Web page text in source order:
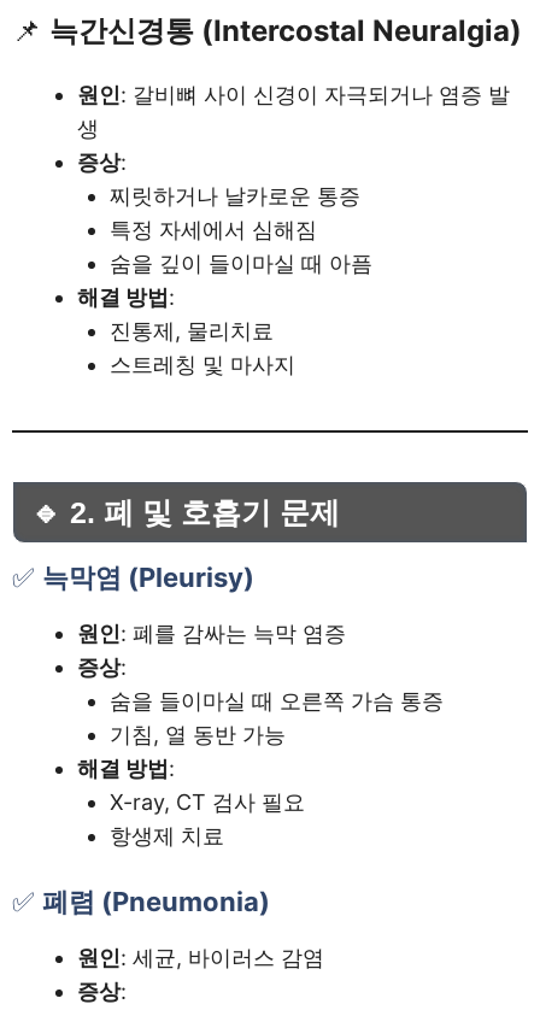
📌 늑간신경통 (Intercostal Neuralgia)
원인: 갈비뼈 사이 신경이 자극되거나 염증 발
생
증상:
찌릿하거나 날카로운 통증
특정 자세에서 심해짐
숨을 깊이 들이마실 때 아픔
해결 방법:
진통제, 물리치료
스트레칭 및 마사지
🔹 2. 폐 및 호흡기 문제
✅ 늑막염 (Pleurisy)
원인: 폐를 감싸는 늑막 염증
증상:
숨을 들이마실 때 오른쪽 가슴 통증
기침, 열 동반 가능
해결 방법:
X-ray, CT 검사 필요
항생제 치료
✅ 폐렴 (Pneumonia)
원인: 세균, 바이러스 감염
증상: